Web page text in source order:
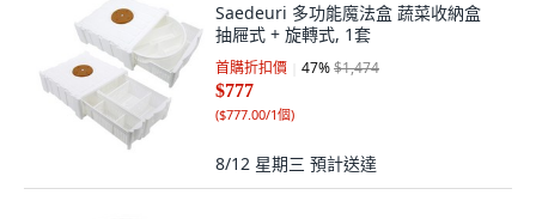
Saedeuri 多功能魔法盒 蔬菜收納盒
抽屜式 + 旋轉式, 1套
首購折扣價 47%$1,474
$777
($777.00/1個)
8/12 星期三 預計送達